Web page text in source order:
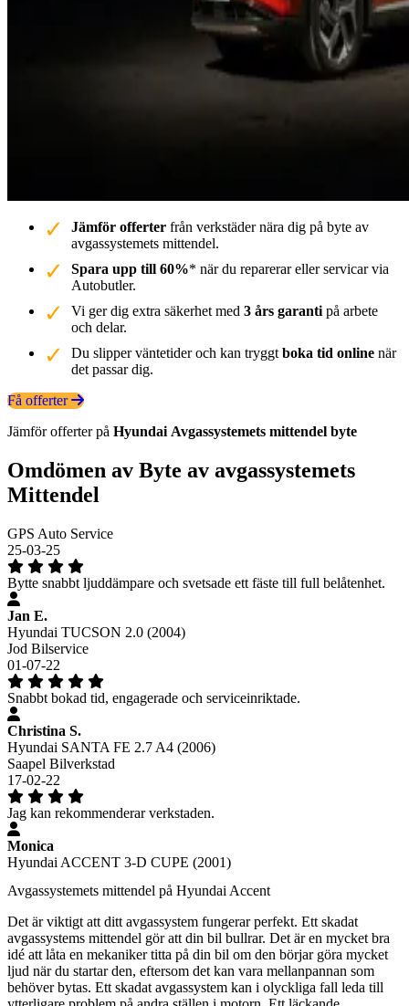
Jämför offerter från verkstäder nära dig på byte av
avgassystemets mittendel.
Spara upp till 60%* när du reparerar eller servicar via
Autobutler.
Vi ger dig extra säkerhet med 3 års garanti på arbete
och delar.
Du slipper väntetider och kan tryggt boka tid online när
det passar dig.
Få offerter
Jämför offerter på Hyundai Avgassystemets mittendel byte
Omdömen av Byte av avgassystemets
Mittendel
GPS Auto Service
25-03-25
Bytte snabbt ljuddämpare och svetsade ett fäste till full belåtenhet.
Jan E.
Hyundai TUCSON 2.0 (2004)
Jod Bilservice
01-07-22
Snabbt bokad tid, engagerade och serviceinriktade.
Christina S.
Hyundai SANTA FE 2.7 A4 (2006)
Saapel Bilverkstad
17-02-22
Jag kan rekommenderar verkstaden.
Monica
Hyundai ACCENT 3-D CUPE (2001)
Avgassystemets mittendel på Hyundai Accent
Det är viktigt att ditt avgassystem fungerar perfekt. Ett skadat
avgassystems mittendel gör att din bil bullrar. Det är en mycket bra
idé att låta en mekaniker titta på din bil om den börjar göra mycket
ljud när du startar den, eftersom det kan vara mellanpannan som
behöver bytas. Ett skadat avgassystem kan i olyckliga fall leda till